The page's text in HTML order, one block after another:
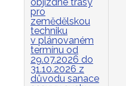
pro
zemědělskou
techniku
v plánovaném
termínu od
29.07.2026 do
31.10.2026 z
důvodu sanace